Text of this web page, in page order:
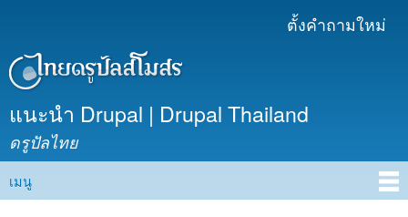
เนื้อหา
ตั้งคำถามใหม่
แนะนำ Drupal | Drupal Thailand
ดรูปัลไทย
Main menu
เมนู